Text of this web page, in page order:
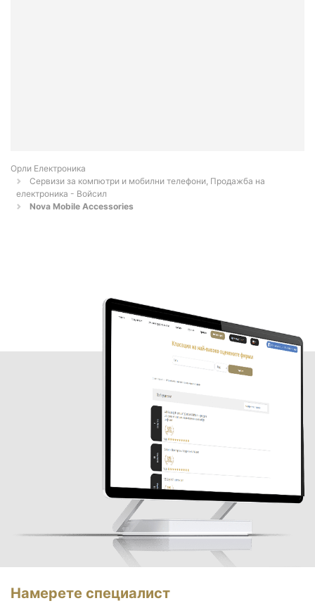
Орли Електроника
Сервизи за компютри и мобилни телефони, Продажба на
електроника - Войсил
Nova Mobile Accessories
Намерете специалист